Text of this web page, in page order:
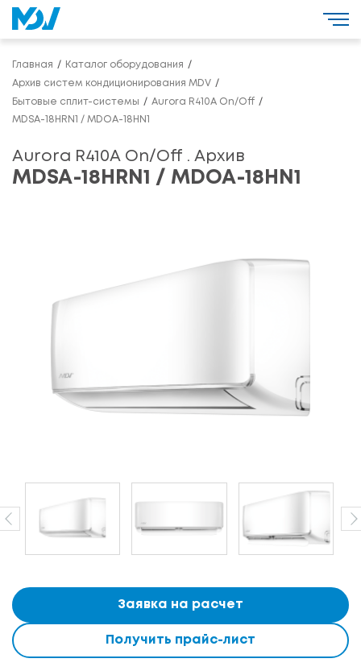
Главная Каталог оборудования
Архив систем кондиционирования MDV
Бытовые сплит-системы
Aurora R410A On/Off
MDSA-18HRN1 / MDOA-18HN1
Aurora R410A On/Off . Архив
MDSA-18HRN1 / MDOA-18HN1
Заявка на расчет
Получить прайс-лист